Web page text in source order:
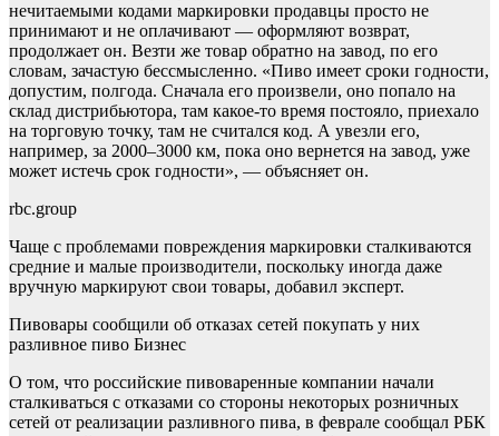
нечитаемыми кодами маркировки продавцы просто не
принимают и не оплачивают — оформляют возврат,
продолжает он. Везти же товар обратно на завод, по его
словам, зачастую бессмысленно. «Пиво имеет сроки годности,
допустим, полгода. Сначала его произвели, оно попало на
склад дистрибьютора, там какое-то время постояло, приехало
на торговую точку, там не считался код. А увезли его,
например, за 2000–3000 км, пока оно вернется на завод, уже
может истечь срок годности», — объясняет он.
rbc.group
Чаще с проблемами повреждения маркировки сталкиваются
средние и малые производители, поскольку иногда даже
вручную маркируют свои товары, добавил эксперт.
Пивовары сообщили об отказах сетей покупать у них
разливное пиво Бизнес
О том, что российские пивоваренные компании начали
сталкиваться с отказами со стороны некоторых розничных
сетей от реализации разливного пива, в феврале сообщал РБК